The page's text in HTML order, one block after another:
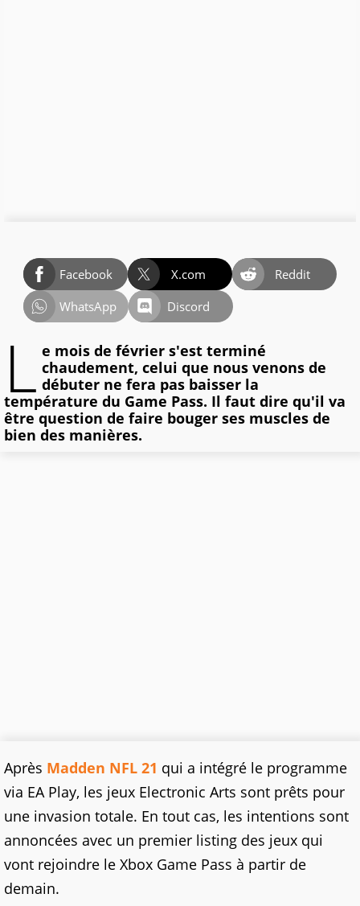
Facebook X.com
Reddit
WhatsApp
Discord
L e mois de février s'est terminé
chaudement, celui que nous venons de
débuter ne fera pas baisser la
température du Game Pass. Il faut dire qu'il va
être question de faire bouger ses muscles de
bien des manières.
Après Madden NFL 21 qui a intégré le programme
via EA Play, les jeux Electronic Arts sont prêts pour
une invasion totale. En tout cas, les intentions sont
annoncées avec un premier listing des jeux qui
vont rejoindre le Xbox Game Pass à partir de
demain.